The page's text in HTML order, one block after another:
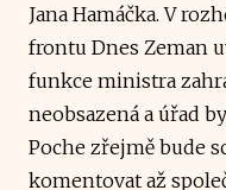
Jana Hamáčka. V
frontu Dnes Zeman
funkce ministra
neobsazená a úřad
Poche zřejmě bude
komentovat až